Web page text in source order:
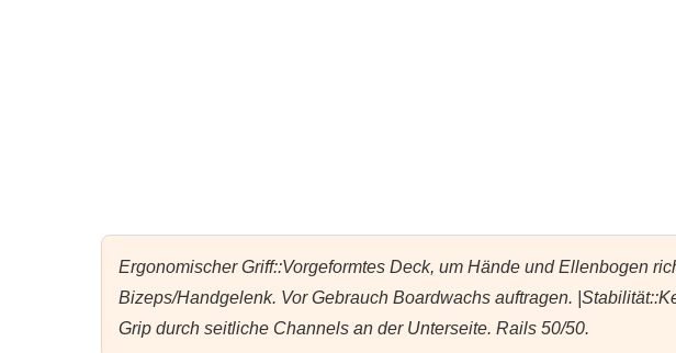
Ergonomischer Griff::Vorgeformtes Deck, um Hände und Ellenbogen
Bizeps/Handgelenk. Vor Gebrauch Boardwachs auftragen.
Grip durch seitliche Channels an der Unterseite. Rails 50/50.